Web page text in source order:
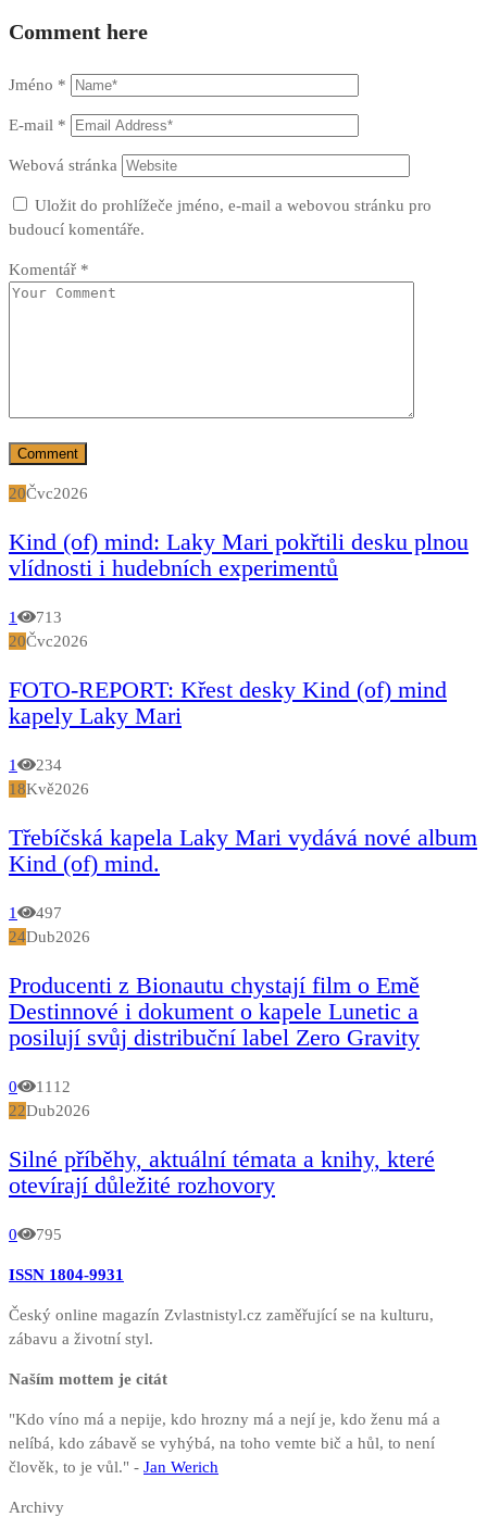
Comment here
Jméno *
E-mail *
Webová stránka
Uložit do prohlížeče jméno, e-mail a webovou stránku pro
budoucí komentáře.
Komentář *
20Čvc2026
Kind (of) mind: Laky Mari pokřtili desku plnou
vlídnosti i hudebních experimentů
1
713
20Čvc2026
FOTO-REPORT: Křest desky Kind (of) mind
kapely Laky Mari
1
234
18Kvě2026
Třebíčská kapela Laky Mari vydává nové album
Kind (of) mind.
1
497
24Dub2026
Producenti z Bionautu chystají film o Emě
Destinnové i dokument o kapele Lunetic a
posilují svůj distribuční label Zero Gravity
0
1112
22Dub2026
Silné příběhy, aktuální témata a knihy, které
otevírají důležité rozhovory
0 795
ISSN 1804-9931
Český online magazín Zvlastnistyl.cz zaměřující se na kulturu,
zábavu a životní styl.
Naším mottem je citát
"Kdo víno má a nepije, kdo hrozny má a nejí je, kdo ženu má a
nelíbá, kdo zábavě se vyhýbá, na toho vemte bič a hůl, to není
člověk, to je vůl." - Jan Werich
Archivy